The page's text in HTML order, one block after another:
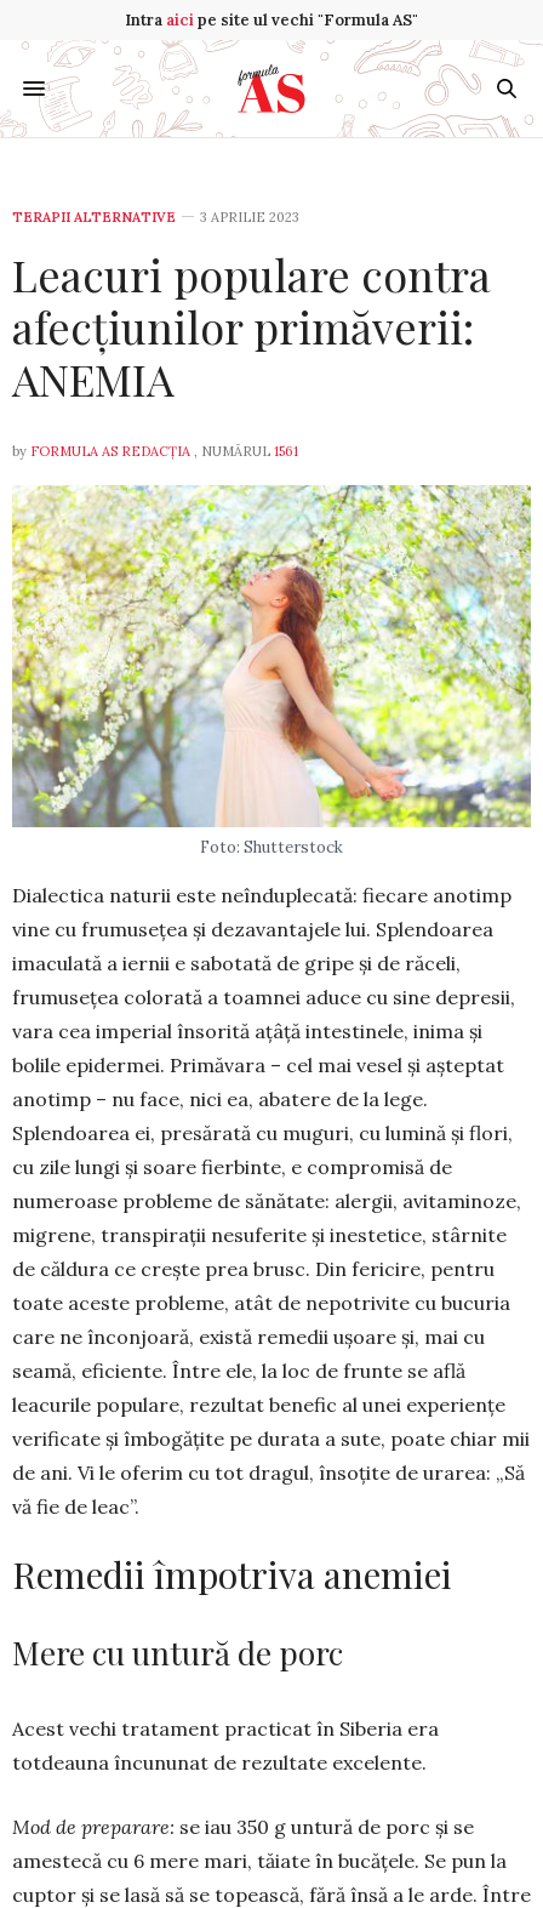
Intra aicipe site ul vechi "Formula AS"
TERAPII ALTERNATIVE 3 APRILIE 2023
Leacuri populare contra
afecțiunilor primăverii:
ANEMIA
by FORMULA AS REDACȚIA , NUMĂRUL 1561
Foto: Shutterstock
Dialectica naturii este neînduplecată: fie­care anotimp
vine cu frumusețea și dez­a­vantajele lui. Splendoarea
imaculată a iernii e sabo­tată de gripe și de răceli,
frumusețea colorată a toam­nei aduce cu sine depresii,
vara cea imperial însorită ațâță intestinele, inima și
bolile epidermei. Primăvara – cel mai vesel și așteptat
ano­timp – nu face, nici ea, aba­tere de la lege.
Splendoarea ei, presărată cu mu­guri, cu lumină și flori,
cu zile lungi și soare fierbinte, e compromisă de
numeroase probleme de sănătate: alergii, avita­minoze,
migrene, transpirații nesuferite și inesteti­ce, stârnite
de căldura ce crește prea brusc. Din feri­cire, pentru
toate aceste probleme, atât de nepotri­vite cu bucuria
care ne înconjoară, există remedii ușoare și, mai cu
seamă, efi­ciente. Între ele, la loc de frunte se află
leacurile populare, rezultat benefic al unei experiențe
veri­fi­cate și îmbogățite pe durata a sute, poa­te chiar mii
de ani. Vi le oferim cu tot dra­gul, însoțite de urarea: „Să
vă fie de leac”.
Remedii împotriva anemiei
Mere cu untură de porc
Acest vechi tratament practicat în Siberia era
totdeauna încununat de rezultate excelente.
Mod de preparare: se iau 350 g un­tu­ră de porc și se
amestecă cu 6 mere mari, tăia­te în bucățele. Se pun la
cup­tor și se lasă să se topească, fără însă a le arde. Între